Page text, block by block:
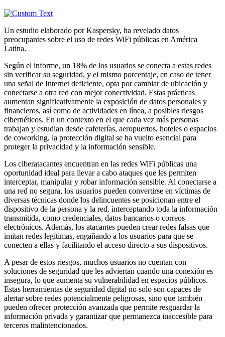
Un estudio elaborado por Kaspersky, ha revelado datos
preocupantes sobre el uso de redes WiFi públicas en América
Latina.
Según el informe, un 18% de los usuarios se conecta a estas redes
sin verificar su seguridad, y el mismo porcentaje, en caso de tener
una señal de Internet deficiente, opta por cambiar de ubicación y
conectarse a otra red con mejor conectividad. Estas prácticas
aumentan significativamente la exposición de datos personales y
financieros, así como de actividades en línea, a posibles riesgos
cibernéticos. En un contexto en el que cada vez más personas
trabajan y estudian desde cafeterías, aeropuertos, hoteles o espacios
de coworking, la protección digital se ha vuelto esencial para
proteger la privacidad y la información sensible.
Los ciberatacantes encuentran en las redes WiFi públicas una
oportunidad ideal para llevar a cabo ataques que les permiten
interceptar, manipular y robar información sensible. Al conectarse a
una red no segura, los usuarios pueden convertirse en víctimas de
diversas técnicas donde los delincuentes se posicionan entre el
dispositivo de la persona y la red, interceptando toda la información
transmitida, como credenciales, datos bancarios o correos
electrónicos. Además, los atacantes pueden crear redes falsas que
imitan redes legítimas, engañando a los usuarios para que se
conecten a ellas y facilitando el acceso directo a sus dispositivos.
A pesar de estos riesgos, muchos usuarios no cuentan con
soluciones de seguridad que les adviertan cuando una conexión es
insegura, lo que aumenta su vulnerabilidad en espacios públicos.
Estas herramientas de seguridad digital no solo son capaces de
alertar sobre redes potencialmente peligrosas, sino que también
pueden ofrecer protección avanzada que permite resguardar la
información privada y garantizar que permanezca inaccesible para
terceros malintencionados.